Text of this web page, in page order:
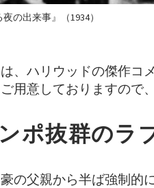
夜の出来事』（1934）
、ハリウッドの傑作コ
用意しておりますので
ポ抜群のラ
の父親から半ば強制的